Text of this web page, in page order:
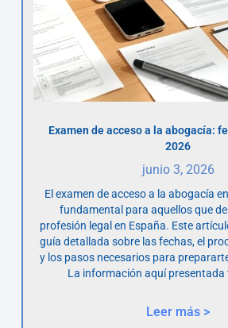
Examen de acceso a la abogacía:
2026
junio 3, 2026
El examen de acceso a la abogacía
fundamental para aquellos que
profesión legal en España. Este
guía detallada sobre las fechas, el
y los pasos necesarios para
La información aquí presentada
Leer más >